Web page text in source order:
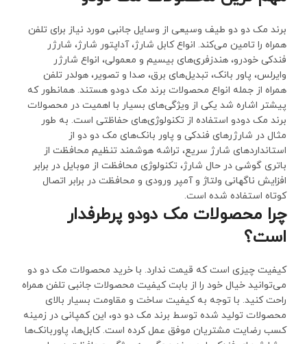
برند مک دو دو طیف وسیعی از وسایل جانبی مورد نیاز برای تلفن
همراه را تامین می‌کند. انواع کابل شارژ، آداپتور شارژ، شارژر
فندکی خودرو، هندزفری‌های بیسیم و معمولی، انواع شارژر
وایرلس، پاور بانک، تبدیل‌های برق، صدا‌ و تصویر، هولدر تلفن
همراه از جمله انواع محصولات برند مک دودو هستند. همانطور که
پیشتر اشاره شد یکی از ویژگی‌های بسیار با اهمیت در محصولات
برند مک دودو استفاده از تکنولوژی‌های حفاظتی است. به طور
مثال در شارژرهای فندکی و پاور بانک‌های مک دو دو از
استانداردهای شارژ سریع، تراشه هوشمند تنظیم محافظت از
باتری گوشی در حال شارژ، تکنولوژی محافظت از موبایل در برابر
افزایش ناگهانی ولتاژ و آمپر ورودی و محافظت در برابر اتصال
کوتاه استفاده شده است.
چرا محصولات مک دودو پرطرفدار
است؟
کیفیت چیزی است که قیمت ندارد. با خرید محصولات مک دو دو
می‌توانید خیال خود را از بابت کیفیت محصولات جانبی تلفن همراه
راحت کنید. با توجه به کیفیت ساخت و مقاومت بسیار بالای
محصولات تولید شده توسط برند مک دو دو، این کمپانی در زمینه
کسب رضایت مشتریان موفق عمل کرده است. کابل‌ها، پاوربانک‌ها